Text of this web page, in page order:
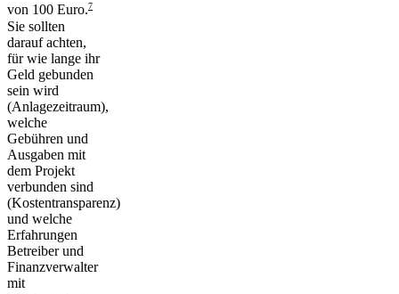
von 100 Euro.7
Sie sollten
darauf achten,
für wie lange ihr
Geld gebunden
sein wird
(Anlagezeitraum),
welche
Gebühren und
Ausgaben mit
dem Projekt
verbunden sind
(Kostentransparenz)
und welche
Erfahrungen
Betreiber und
Finanzverwalter
mit